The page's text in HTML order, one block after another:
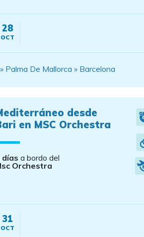
28
OCT
Palma De Mallorca » Barcelona
desde
en MSC Orchestra
días a bordo del
Orchestra
31
OCT